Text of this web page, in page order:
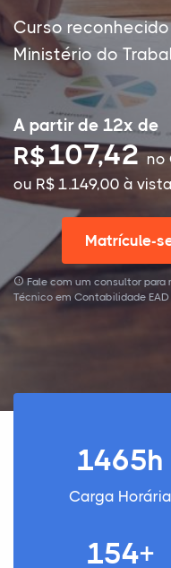
Curso
Ministério do
A partir de 12x de
R$107,42no
ou R$ 1.149,00 à
Matrícule-
Fale com um consultor para
Técnico em Contabilidade
1465h
Carga Horária
154+